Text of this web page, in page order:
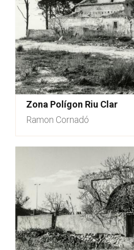
Zona Polígon Riu Clar
Ramon Cornadó